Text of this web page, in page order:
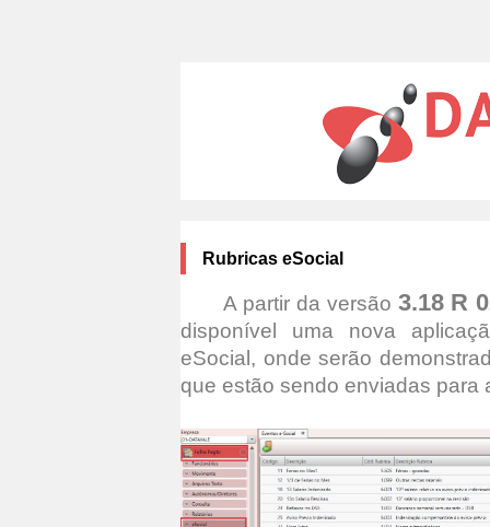
Rubricas eSocial
A partir da versão 3.18 R
disponível uma nova
eSocial, onde serão
que estão sendo enviadas para